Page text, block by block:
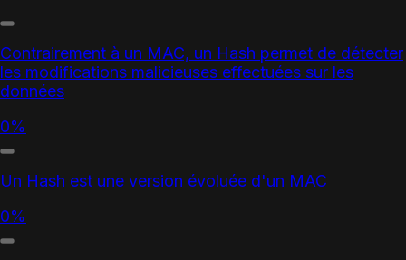
Contrairement à un MAC, un Hash permet de détecter
les modifications malicieuses effectuées sur les
données
0%
Un Hash est une version évoluée d'un MAC
0%